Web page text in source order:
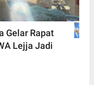
Gelar Rapat
Lejja Jadi